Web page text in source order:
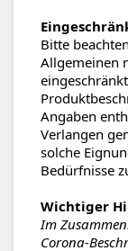
Bitte
Allgemeinen
Angaben
Verlangen
solche
Bedürfnisse
Wichtiger
Im
Corona-